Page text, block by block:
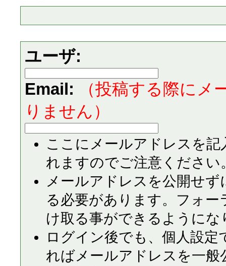
ユーザ:
Email:
（投稿する際に
りません）
ここにメールアドレスを
れますのでご注意ください
メールアドレスを公開せ
る必要があります。フォ
け取る事ができるようにな
ログイン後でも、個人設
ればメールアドレスを一